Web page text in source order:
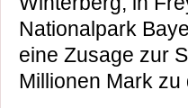
Nationalpark
eine Zusage zur
Millionen Mark